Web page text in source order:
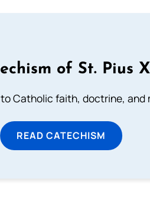
of St. Pius X
Catholic faith, doctrine, and
READ CATECHISM